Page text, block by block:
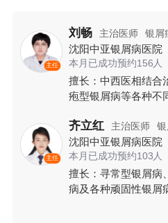
主任
刘畅 主治医师 银屑
沈阳中亚银屑病医院
本月已成功预约156人
擅长：中西医相结合
疱型银屑病等各种不
主任
齐立红 主治医师
沈阳中亚银屑病医院
本月已成功预约103人
擅长：寻常型银屑病
病及各种顽固性银屑